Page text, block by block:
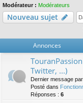
de
Modérateur : Modérateurs
Nouveau sujet
Annonces
Twitter, ...)
Dernier message par
Posté dans
Réponses : 6